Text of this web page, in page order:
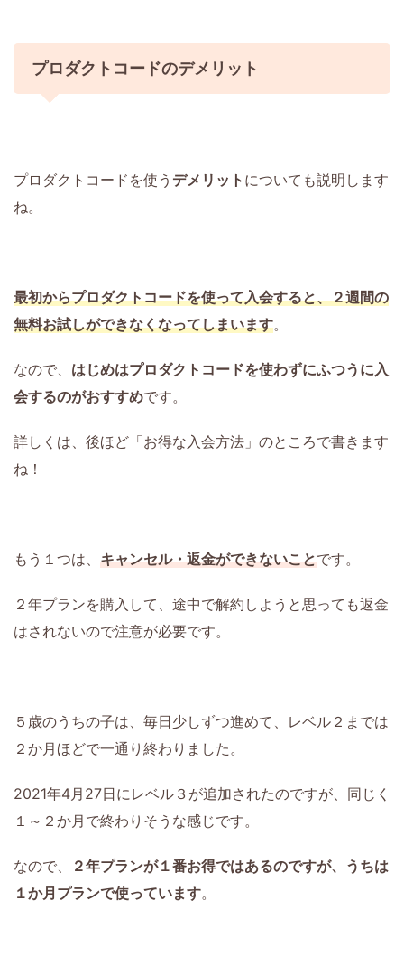
プロダクトコードのデメリット
プロダクトコードを使う デメリット についても説明します
ね。
最初からプロダクトコードを使って入会すると、２週間の
無料お試しができなくなってしまいます。
なので、 はじめはプロダクトコードを使わずにふつうに入
会するのがおすすめです。
詳しくは、後ほど「お得な入会方法」のところで書きます
ね！
もう１つは、 キャンセル・返金ができないことです。
２年プランを購入して、途中で解約しようと思っても返金
はされないので注意が必要です。
５歳のうちの子は、毎日少しずつ進めて、レベル２までは
２か月ほどで一通り終わりました。
2021年4月27日にレベル３が追加されたのですが、同じく
１～２か月で終わりそうな感じです。
なので、
２年プランが１番お得ではあるのですが、うちは
１か月プランで使っています。